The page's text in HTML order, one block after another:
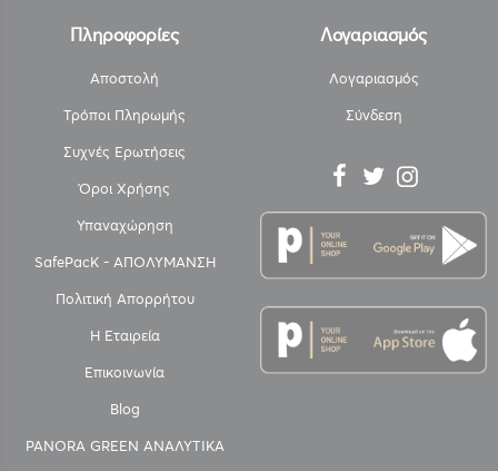
Πληροφορίες
Αποστολή
Τρόποι Πληρωμής
Συχνές Ερωτήσεις
Όροι Χρήσης
Υπαναχώρηση
SafePacK - ΑΠΟΛΥΜΑΝΣΗ
Πολιτική Απορρήτου
Η Εταιρεία
Επικοινωνία
Blog
PANORA GREEN ΑΝΑΛΥΤΙΚΑ
Λογαριασμός
Λογαριασμός
Σύνδεση